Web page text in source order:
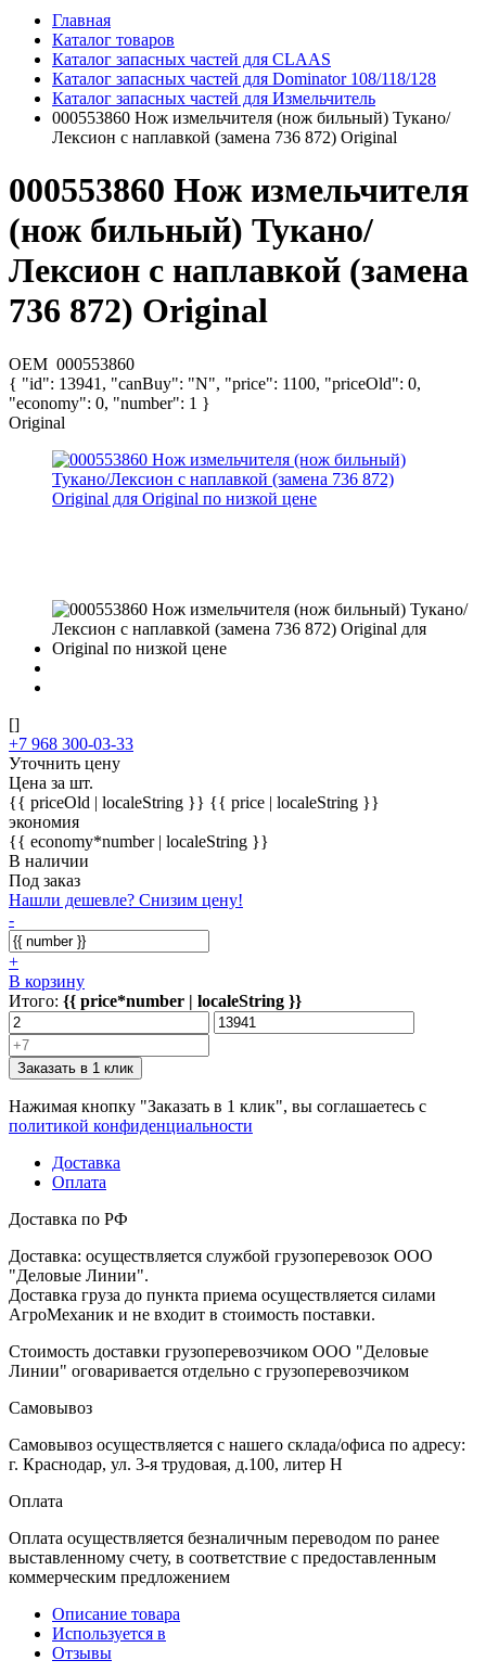
Главная
Каталог товаров
Каталог запасных частей для CLAAS
Каталог запасных частей для Dominator 108/118/128
Каталог запасных частей для Измельчитель
000553860 Нож измельчителя (нож бильный) Тукано/
Лексион с наплавкой (замена 736 872) Original
000553860 Нож измельчителя
(нож бильный) Тукано/
Лексион с наплавкой (замена
736 872) Original
OEM 000553860
{ "id": 13941, "canBuy": "N", "price": 1100, "priceOld": 0,
"economy": 0, "number": 1 }
Original
[]
+7 968 300-03-33
Уточнить цену
Цена за шт.
{{ priceOld | localeString }} {{ price | localeString }}
экономия
{{ economy*number | localeString }}
В наличии
Под заказ
Нашли дешевле? Снизим цену!
-
+
В корзину
Итого: {{ price*number | localeString }}
Заказать в 1 клик
Нажимая кнопку "Заказать в 1 клик", вы соглашаетесь с
политикой конфиденциальности
Доставка
Оплата
Доставка по РФ
Доставка: осуществляется службой грузоперевозок ООО
"Деловые Линии".
Доставка груза до пункта приема осуществляется силами
АгроМеханик и не входит в стоимость поставки.
Стоимость доставки грузоперевозчиком ООО "Деловые
Линии" оговаривается отдельно с грузоперевозчиком
Самовывоз
Самовывоз осуществляется с нашего склада/офиса по адресу:
г. Краснодар, ул. 3-я трудовая, д.100, литер Н
Оплата
Оплата осуществляется безналичным переводом по ранее
выставленному счету, в соответствие с предоставленным
коммерческим предложением
Описание товара
Используется в
Отзывы